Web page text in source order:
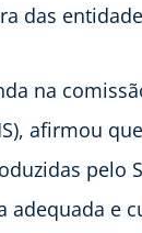
das
na
afirmou
pelo
adequada e